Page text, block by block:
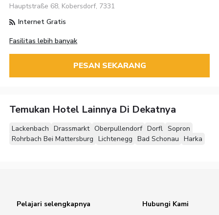
Hauptstraße 68, Kobersdorf, 7331
Internet Gratis
Fasilitas lebih banyak
PESAN SEKARANG
Temukan Hotel Lainnya Di Dekatnya
Lackenbach Drassmarkt Oberpullendorf Dorfl Sopron
Rohrbach Bei Mattersburg Lichtenegg Bad Schonau Harka
Pelajari selengkapnya
Hubungi Kami